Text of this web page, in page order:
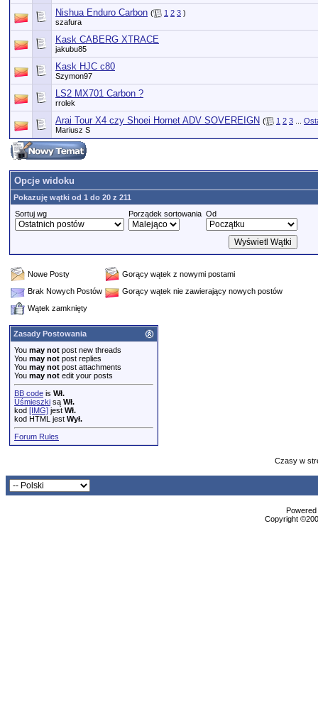
Nishua Enduro Carbon ( 1 2 3 )
szafura
Kask CABERG XTRACE
jakubu85
Kask HJC c80
Szymon97
LS2 MX701 Carbon ?
rrolek
Arai Tour X4 czy Shoei Hornet ADV SOVEREIGN ( 1 2 3
Mariusz S
Opcje widoku
Pokazuję wątki od 1 do 20 z 211
Sortuj wg
Porządek sortowania Od
Nowe Posty
Gorący wątek z nowymi postami
Brak Nowych Postów
Gorący wątek nie zawierający nowych postów
Wątek zamknięty
Zasady Postowania
You may not post new threads
You may not post replies
You may not post attachments
You may not edit your posts
BB code is Wł.
Uśmieszki są Wł.
kod [IMG] jest Wł.
kod HTML jest Wył.
Forum Rules
Czasy w
Copyright